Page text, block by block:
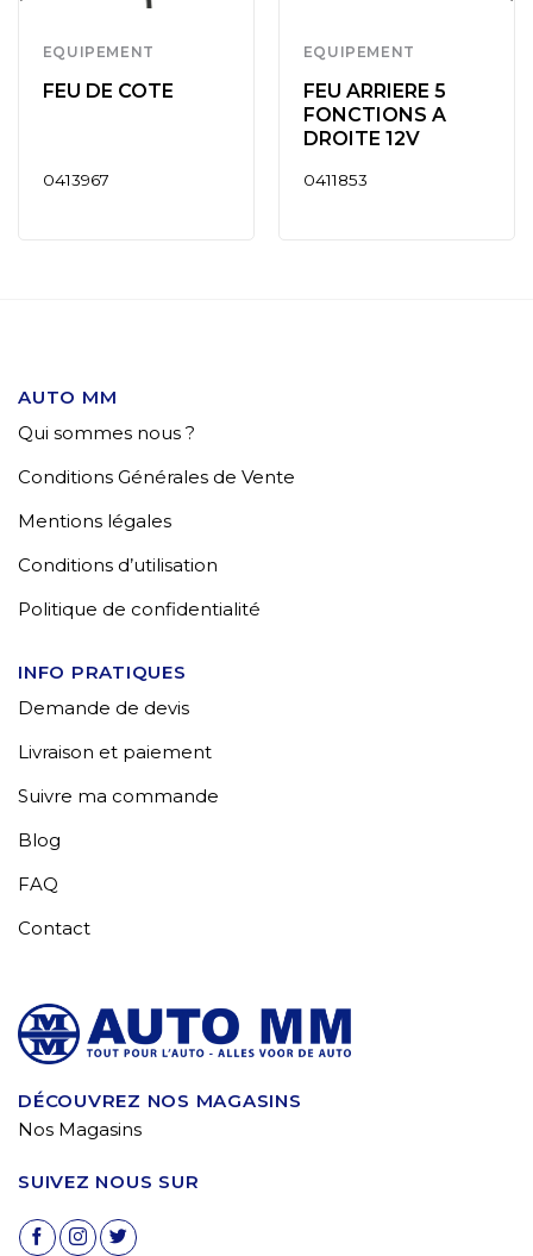
EQUIPEMENT
FEU DE COTE
0413967
EQUIPEMENT
FEU ARRIERE 5
FONCTIONS A
DROITE 12V
0411853
AUTO MM
Qui sommes nous ?
Conditions Générales de Vente
Mentions légales
Conditions d’utilisation
Politique de confidentialité
INFO PRATIQUES
Demande de devis
Livraison et paiement
Suivre ma commande
Blog
FAQ
Contact
DÉCOUVREZ NOS MAGASINS
Nos Magasins
SUIVEZ NOUS SUR